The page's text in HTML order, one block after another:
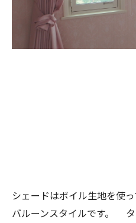
シェードはボイル生地を使
バルーンスタイルです。